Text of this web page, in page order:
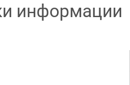
информации